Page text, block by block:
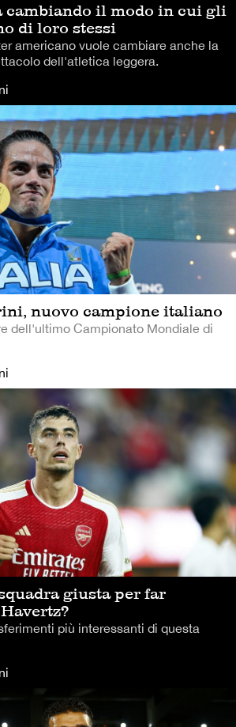
cambiando il modo in cui gli
di loro stessi
americano vuole cambiare anche la
dell'atletica leggera.
nuovo campione italiano
dell'ultimo Campionato Mondiale di
giusta per far
più interessanti di questa